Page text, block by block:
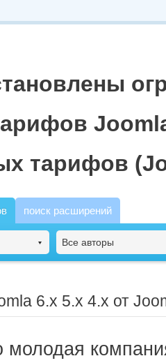
тарифов
поиск расширений
Все авторы
6.x 5.x 4.x от
молодая